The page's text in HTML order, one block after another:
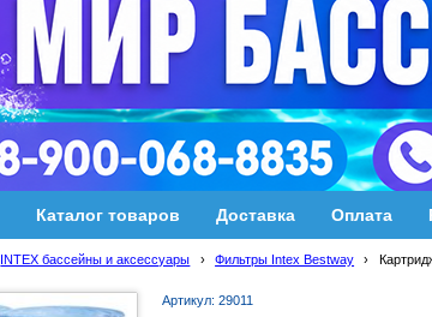
Каталог товаров Доставка Оплата
INTEX бассейны и аксессуары › Фильтры Intex Bestway ›
Артикул: 29011